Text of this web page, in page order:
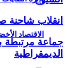
الاقتصاد
انقلاب شاحنة صهريج
الديمقراطية